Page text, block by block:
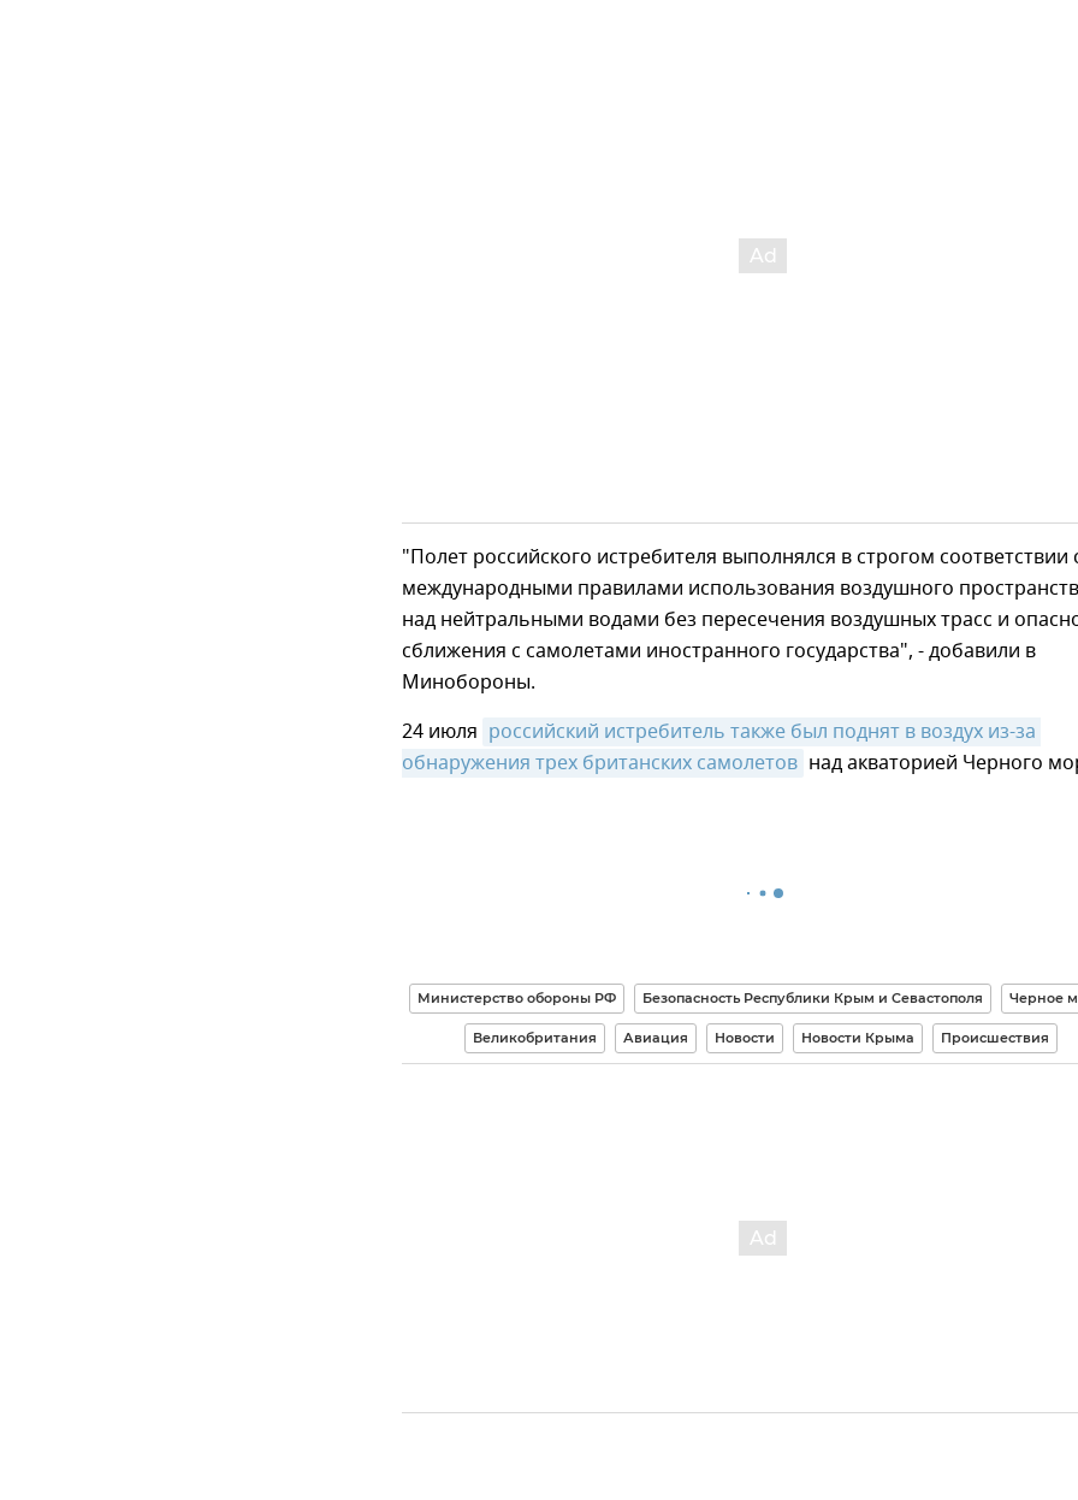
"Полет российского истребителя выполнялся в строгом соответствии
международными правилами использования воздушного
над нейтральными водами без пересечения воздушных трасс и
сближения с самолетами иностранного государства", - добавили в
Минобороны.
24 июля российский истребитель также был поднят в воздух из-за
обнаружения трех британских самолетов над акваторией Черного
Министерство обороны РФ Безопасность Республики Крым и Севастополя Черное
Великобритания Авиация Новости Новости Крыма Происшествия